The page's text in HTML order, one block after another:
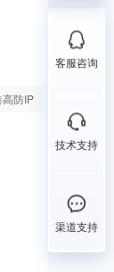
防IP
客服咨询
技术支持
渠道支持